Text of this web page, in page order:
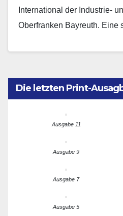
International der Industrie-
Oberfranken Bayreuth. Eine
Die letzten Print-
Ausgabe 11
Ausgabe 9
Ausgabe 7
Ausgabe 5